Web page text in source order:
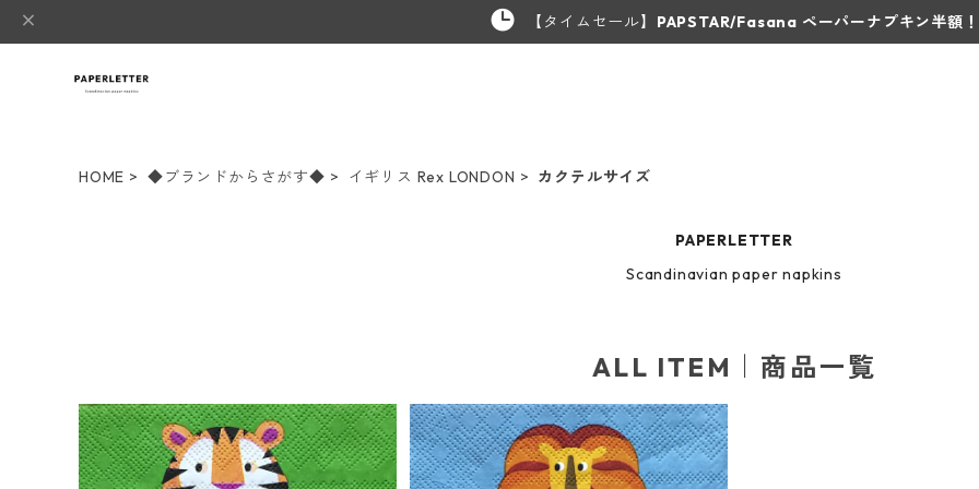
【タイムセール】 PAPSTAR/Fasana ペーパーナプキン半額！
HOME ◆ブランドからさがす◆ イギリス Rex LONDON カクテルサイズ
PAPERLETTER
Scandinavian paper napkins
ALL ITEM｜商品一覧